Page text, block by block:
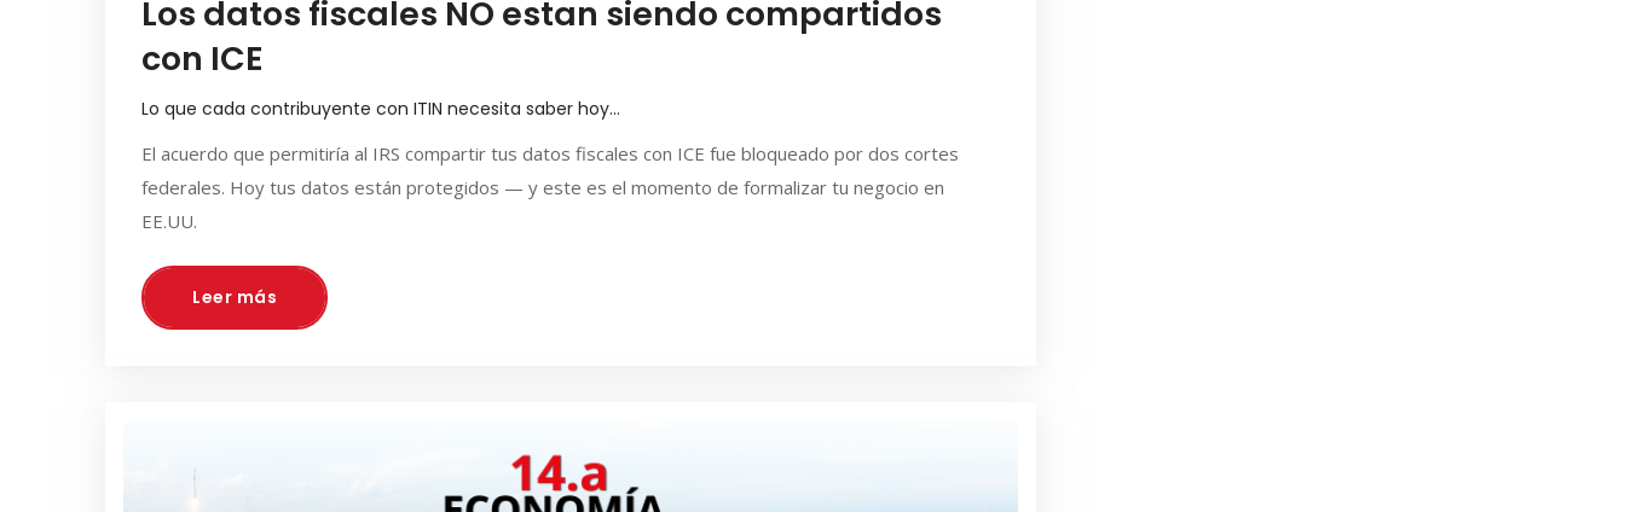
Los datos fiscales NO estan siendo compartidos
con ICE
Lo que cada contribuyente con ITIN necesita saber hoy…
El acuerdo que permitiría al IRS compartir tus datos fiscales con ICE fue bloqueado por dos cortes
federales. Hoy tus datos están protegidos — y este es el momento de formalizar tu negocio en
EE.UU.
Leer más